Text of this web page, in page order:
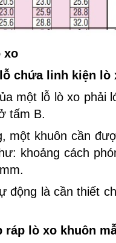
xo
chứa linh kiện lò
một lỗ lò xo phải
tấm B.
một khuôn cần
khoảng cách
động là cần thiết
ráp lò xo khuôn